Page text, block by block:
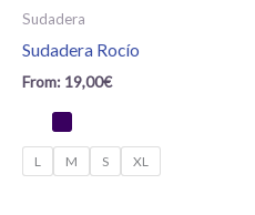
Sudadera
Sudadera Rocío
From: 19,00€
L M S XL